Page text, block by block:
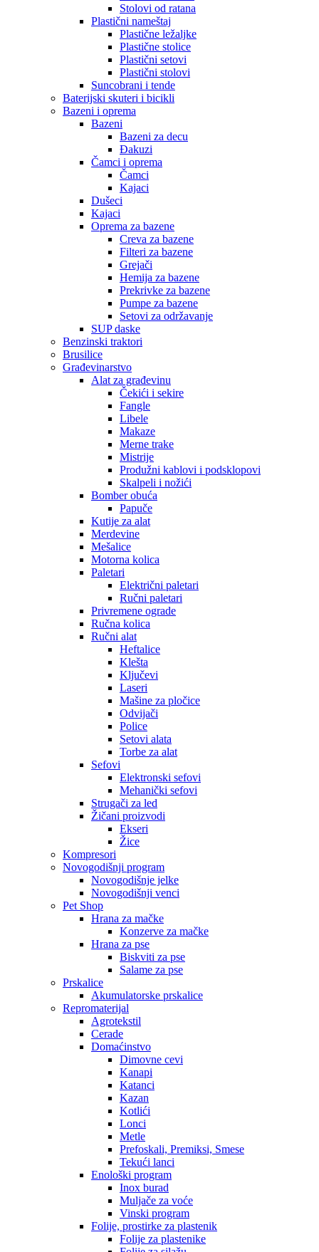
Stolovi od ratana
Plastični nameštaj
Plastične ležaljke
Plastične stolice
Plastični setovi
Plastični stolovi
Suncobrani i tende
Baterijski skuteri i bicikli
Bazeni i oprema
Bazeni
Bazeni za decu
Đakuzi
Čamci i oprema
Čamci
Kajaci
Dušeci
Kajaci
Oprema za bazene
Creva za bazene
Filteri za bazene
Grejači
Hemija za bazene
Prekrivke za bazene
Pumpe za bazene
Setovi za održavanje
SUP daske
Benzinski traktori
Brusilice
Građevinarstvo
Alat za građevinu
Čekići i sekire
Fangle
Libele
Makaze
Merne trake
Mistrije
Produžni kablovi i podsklopovi
Skalpeli i nožići
Bomber obuća
Papuče
Kutije za alat
Merdevine
Mešalice
Motorna kolica
Paletari
Električni paletari
Ručni paletari
Privremene ograde
Ručna kolica
Ručni alat
Heftalice
Klešta
Ključevi
Laseri
Mašine za pločice
Odvijači
Police
Setovi alata
Torbe za alat
Sefovi
Elektronski sefovi
Mehanički sefovi
Strugači za led
Žičani proizvodi
Ekseri
Žice
Kompresori
Novogodišnji program
Novogodišnje jelke
Novogodišnji venci
Pet Shop
Hrana za mačke
Konzerve za mačke
Hrana za pse
Biskviti za pse
Salame za pse
Prskalice
Akumulatorske prskalice
Repromaterijal
Agrotekstil
Cerade
Domaćinstvo
Dimovne cevi
Kanapi
Katanci
Kazan
Kotlići
Lonci
Metle
Prefoskali, Premiksi, Smese
Tekući lanci
Enološki program
Inox burad
Muljače za voće
Vinski program
Folije, prostirke za plastenik
Folije za plastenike